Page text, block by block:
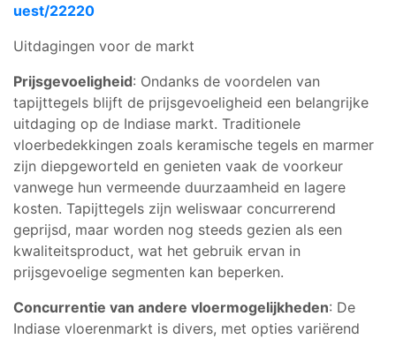
uest/22220
Uitdagingen voor de markt
Prijsgevoeligheid: Ondanks de voordelen van
tapijttegels blijft de prijsgevoeligheid een belangrijke
uitdaging op de Indiase markt. Traditionele
vloerbedekkingen zoals keramische tegels en marmer
zijn diepgeworteld en genieten vaak de voorkeur
vanwege hun vermeende duurzaamheid en lagere
kosten. Tapijttegels zijn weliswaar concurrerend
geprijsd, maar worden nog steeds gezien als een
kwaliteitsproduct, wat het gebruik ervan in
prijsgevoelige segmenten kan beperken.
Concurrentie van andere vloermogelijkheden: De
Indiase vloerenmarkt is divers, met opties variërend